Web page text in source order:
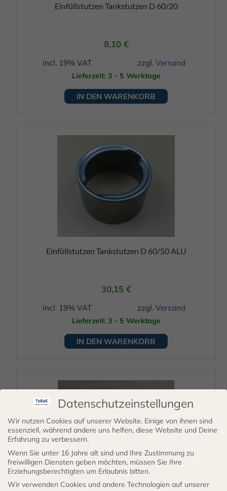
Einfüllstutzen Tankstutzen D 60/20
8,10 €
incl. 19% VAT zzgl. Versand
Lieferzeit: 3 - 5 Werktage
IN DEN WARENKORB
Einfüllstutzen Tankstutzen D 60/50 ALU
30,15 €
incl. 19% VAT zzgl. Versand
Lieferzeit: 3 - 5 Werktage
IN DEN WARENKORB
Datenschutzeinstellungen
Wir nutzen Cookies auf unserer Website. Einige von ihnen sind
essenziell, während andere uns helfen, diese Website und Deine
Erfahrung zu verbessern.
Wenn Sie unter 16 Jahre alt sind und Ihre Zustimmung zu
freiwilligen Diensten geben möchten, müssen Sie Ihre
Erziehungsberechtigten um Erlaubnis bitten.
Wir verwenden Cookies und andere Technologien auf unserer